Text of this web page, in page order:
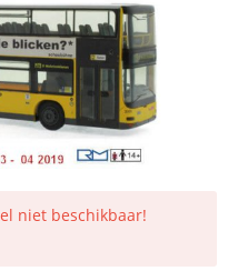
niet beschikbaar!